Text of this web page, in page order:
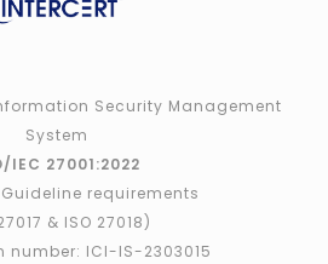
Security Management
System
IEC 27001:2022
requirements
& ISO 27018)
number: ICI-IS-2303015